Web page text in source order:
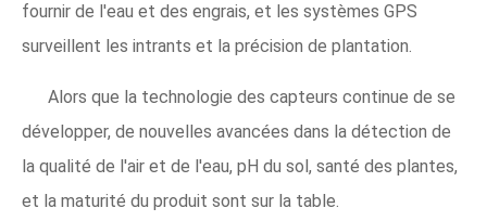
fournir de l'eau et des engrais, et les systèmes GPS
surveillent les intrants et la précision de plantation.
Alors que la technologie des capteurs continue de se
développer, de nouvelles avancées dans la détection de
la qualité de l'air et de l'eau, pH du sol, santé des plantes,
et la maturité du produit sont sur la table.